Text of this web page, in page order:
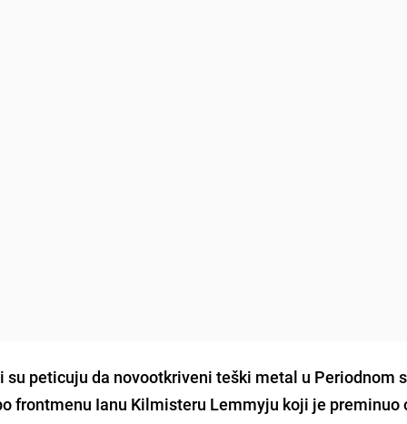
su peticuju da novootkriveni teški metal u Periodnom
frontmenu Ianu Kilmisteru Lemmyju koji je preminuo